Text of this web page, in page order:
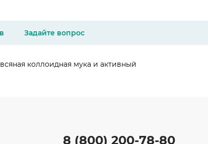
Задайте вопрос
коллоидная мука и активный
8 (800) 200-78-80